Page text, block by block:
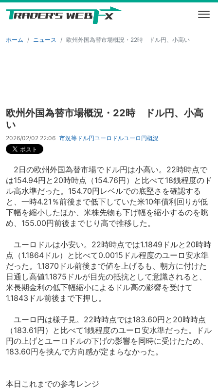
ホーム ニュース 欧州外国為替市場概況・22時 ドル円、小高い
欧州外国為替市場概況・22時 ドル円、小高
い
2026/02/02 22:06 市況等 ドル円ユーロドルユーロ円概況
2日の欧州外国為替市場でドル円は小高い。22時時点で
は154.94円と20時時点（154.76円）と比べて18銭程度のド
ル高水準だった。154.70円レベルでの底堅さを確認する
と、一時4.21％前後まで低下していた米10年債利回りが低
下幅を縮小したほか、米株先物も下げ幅を縮小するのを眺
め、155.00円前後までじり高で推移した。
ユーロドルは小安い。22時時点では1.1849ドルと20時時
点（1.1864ドル）と比べて0.0015ドル程度のユーロ安水準
だった。1.1870ドル前後まで値を上げるも、朝方に付けた
日通し高値1.1875ドルが目先の抵抗として意識されると、
米長期金利の低下幅縮小によるドル高の影響を受けて
1.1843ドル前後まで下押し。
ユーロ円は様子見。22時時点では183.60円と20時時点
（183.61円）と比べて1銭程度のユーロ安水準だった。ドル
円の上げとユーロドルの下げの影響を同時に受けたため、
183.60円を挟んで方向感が定まらなかった。
本日これまでの参考レンジ